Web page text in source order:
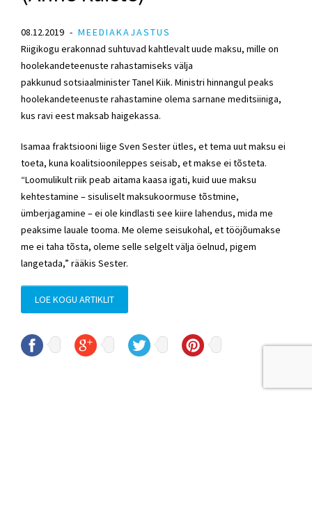
08.12.2019
MEEDIAKAJASTUS
Riigikogu erakonnad suhtuvad kahtlevalt uude maksu, mille on
hoolekandeteenuste rahastamiseks välja
pakkunud sotsiaalministerTanel Kiik. Ministri hinnangul peaks
hoolekandeteenuste rahastamine olema sarnane meditsiiniga,
kus ravi eest maksab haigekassa.
Isamaa fraktsiooni liige Sven Sesterütles, et tema uut maksu ei
toeta, kuna koalitsioonileppes seisab, et makse ei tõsteta.
“Loomulikult riik peab aitama kaasa igati, kuid uue maksu
kehtestamine – sisuliselt maksukoormuse tõstmine,
ümberjagamine – ei ole kindlasti see kiire lahendus, mida me
peaksime lauale tooma. Me oleme seisukohal, et tööjõumakse
me ei taha tõsta, oleme selle selgelt välja öelnud, pigem
langetada,” rääkis Sester.
LOE KOGU ARTIKLIT